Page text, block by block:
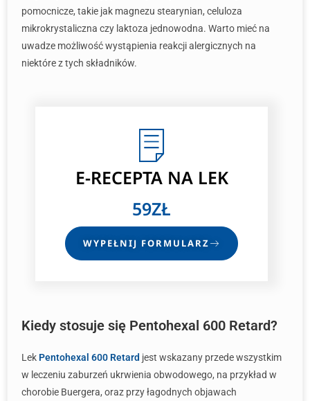
pomocnicze, takie jak magnezu stearynian, celuloza
mikrokrystaliczna czy laktoza jednowodna. Warto mieć na
uwadze możliwość wystąpienia reakcji alergicznych na
niektóre z tych składników.
E-RECEPTANA LEK
59ZŁ
WYPEŁNIJ FORMULARZ
Kiedy stosuje się Pentohexal 600 Retard?
Lek Pentohexal 600 Retard jest wskazany przede wszystkim
w leczeniu zaburzeń ukrwienia obwodowego, na przykład w
chorobie Buergera, oraz przy łagodnych objawach